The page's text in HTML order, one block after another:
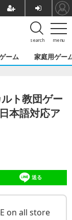
menu
search
ーム 家庭用ゲー
ト教団ゲー
本語対応ア
送る
on all store